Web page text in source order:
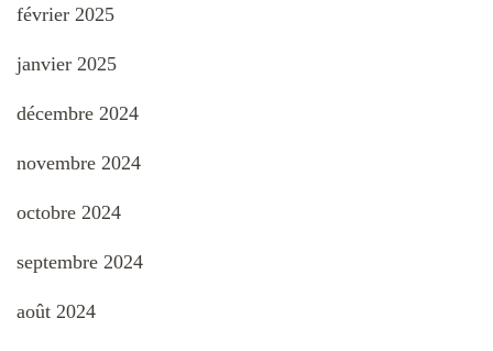
février 2025
janvier 2025
décembre 2024
novembre 2024
octobre 2024
septembre 2024
août 2024